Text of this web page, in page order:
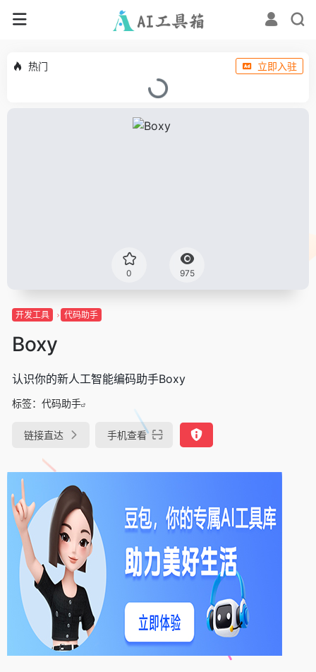
热门 立即入驻
0 975
开发工具 代码助手
Boxy
认识你的新人工智能编码助手Boxy
标签： 代码助手
链接直达 手机查看